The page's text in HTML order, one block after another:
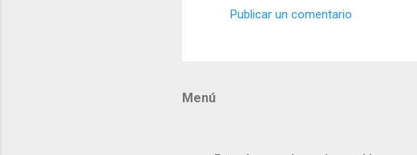
Publicar un comentario
Menú